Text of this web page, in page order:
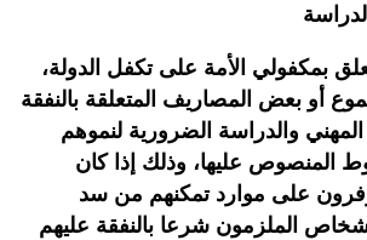
بمكفولي الأمة على تكفل الدولة،
أو بعض المصاريف المتعلقة بالنفقة
والدراسة الضرورية لنموهم
المنصوص عليها، وذلك إذا كان
على موارد تمكنهم من سد
الملزمون شرعا بالنفقة عليهم